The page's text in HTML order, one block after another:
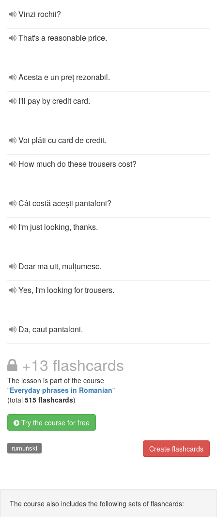
Vinzi rochii?
That's a reasonable price.
Acesta e un preț rezonabil.
I'll pay by credit card.
Voi plăti cu card de credit.
How much do these trousers cost?
Cât costă acești pantaloni?
I'm just looking, thanks.
Doar ma uit, mulțumesc.
Yes, I'm looking for trousers.
Da, caut pantaloni.
+13 flashcards
The lesson is part of the course
"Everyday phrases in Romanian"
(total 515 flashcards)
Try the course for free
Create flashcards
rumuński
The course also includes the following sets of flashcards: